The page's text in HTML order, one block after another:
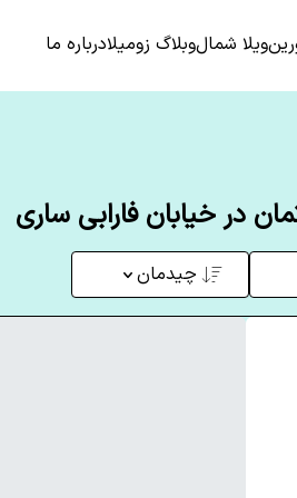
ویلا شمالوبلاگ زومیلادرباره ما
در خیابان فارابی ساری
چیدمان